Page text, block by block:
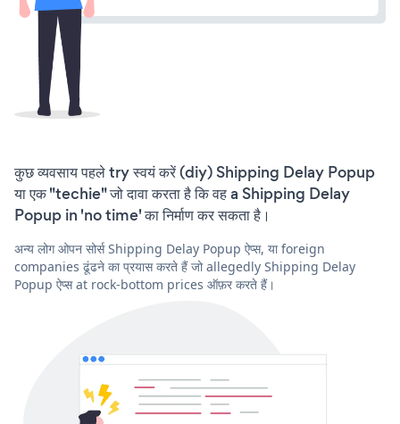
कुछ व्यवसाय पहले try स्वयं करें (diy) Shipping Delay Popup
या एक "techie" जो दावा करता है कि वह a Shipping Delay
Popup in 'no time' का निर्माण कर सकता है।
अन्य लोग ओपन सोर्स Shipping Delay Popup ऐप्स, या foreign
companies ढूंढने का प्रयास करते हैं जो allegedly Shipping Delay
Popup ऐप्स at rock-bottom prices ऑफ़र करते हैं।